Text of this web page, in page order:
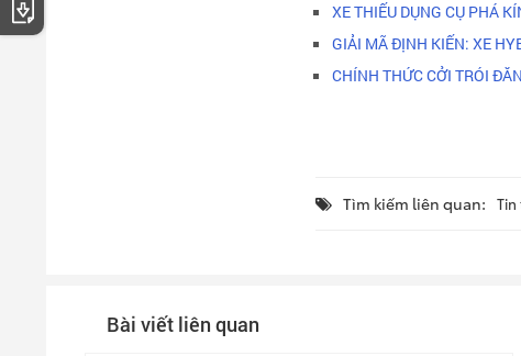
XE THIẾU DỤNG CỤ PHÁ
GIẢI MÃ ĐỊNH KIẾN: XE
CHÍNH THỨC CỞI TRÓI
Tìm kiếm liên quan:
Bài viết liên quan